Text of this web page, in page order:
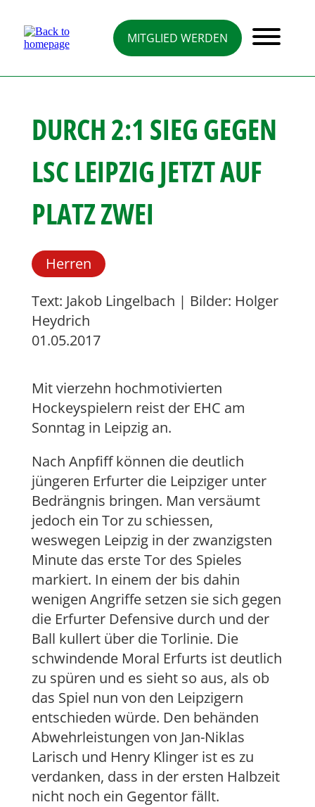
MITGLIED WERDEN
DURCH 2:1 SIEG GEGEN
LSC LEIPZIG JETZT AUF
PLATZ ZWEI
Herren
Text: Jakob Lingelbach | Bilder: Holger
Heydrich
01.05.2017
Mit vierzehn hochmotivierten
Hockeyspielern reist der EHC am
Sonntag in Leipzig an.
Nach Anpfiff können die deutlich
jüngeren Erfurter die Leipziger unter
Bedrängnis bringen. Man versäumt
jedoch ein Tor zu schiessen,
weswegen Leipzig in der zwanzigsten
Minute das erste Tor des Spieles
markiert. In einem der bis dahin
wenigen Angriffe setzen sie sich gegen
die Erfurter Defensive durch und der
Ball kullert über die Torlinie. Die
schwindende Moral Erfurts ist deutlich
zu spüren und es sieht so aus, als ob
das Spiel nun von den Leipzigern
entschieden würde. Den behänden
Abwehrleistungen von Jan-Niklas
Larisch und Henry Klinger ist es zu
verdanken, dass in der ersten Halbzeit
nicht noch ein Gegentor fällt.